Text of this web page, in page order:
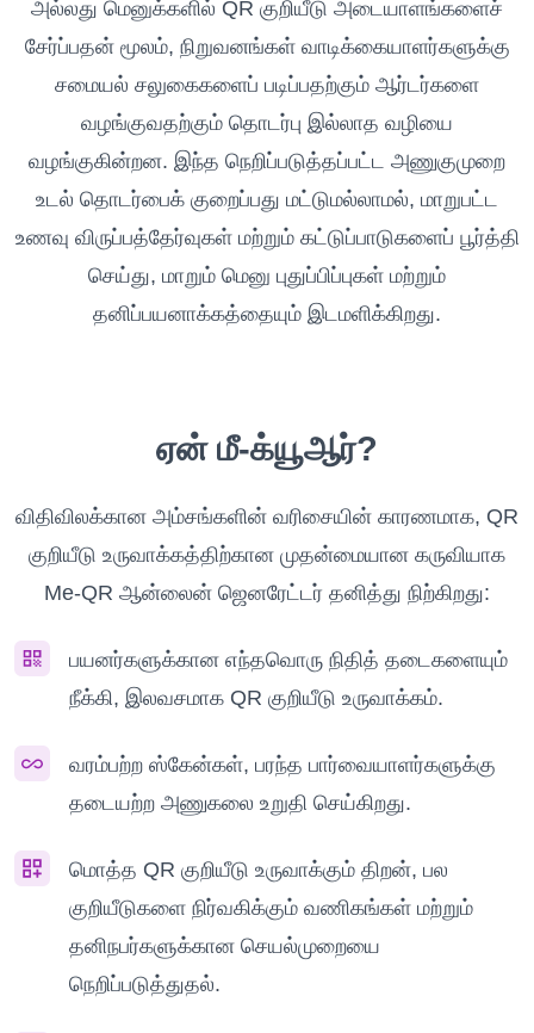
அல்லது மெனுக்களில் QR குறியீடு அடையாளங்களைச்
சேர்ப்பதன் மூலம், நிறுவனங்கள் வாடிக்கையாளர்களுக்கு
சமையல் சலுகைகளைப் படிப்பதற்கும் ஆர்டர்களை
வழங்குவதற்கும் தொடர்பு இல்லாத வழியை
வழங்குகின்றன. இந்த நெறிப்படுத்தப்பட்ட அணுகுமுறை
உடல் தொடர்பைக் குறைப்பது மட்டுமல்லாமல், மாறுபட்ட
உணவு விருப்பத்தேர்வுகள் மற்றும் கட்டுப்பாடுகளைப் பூர்த்தி
செய்து, மாறும் மெனு புதுப்பிப்புகள் மற்றும்
தனிப்பயனாக்கத்தையும் இடமளிக்கிறது.
ஏன் மீ-க்யூஆர்?
விதிவிலக்கான அம்சங்களின் வரிசையின் காரணமாக, QR
குறியீடு உருவாக்கத்திற்கான முதன்மையான கருவியாக
Me-QR ஆன்லைன் ஜெனரேட்டர் தனித்து நிற்கிறது:
பயனர்களுக்கான எந்தவொரு நிதித் தடைகளையும்
நீக்கி, இலவசமாக QR குறியீடு உருவாக்கம்.
வரம்பற்ற ஸ்கேன்கள், பரந்த பார்வையாளர்களுக்கு
தடையற்ற அணுகலை உறுதி செய்கிறது.
மொத்த QR குறியீடு உருவாக்கும் திறன், பல
குறியீடுகளை நிர்வகிக்கும் வணிகங்கள் மற்றும்
தனிநபர்களுக்கான செயல்முறையை
நெறிப்படுத்துதல்.